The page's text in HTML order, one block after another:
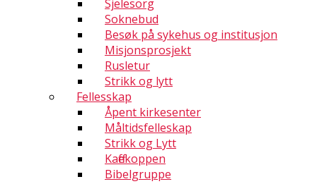
Sjelesorg
Soknebud
Besøk på sykehus og institusjon
Misjonsprosjekt
Rusletur
Strikk og lytt
Fellesskap
Åpent kirkesenter
Måltidsfelleskap
Strikk og Lytt
Kaffekoppen
Bibelgruppe